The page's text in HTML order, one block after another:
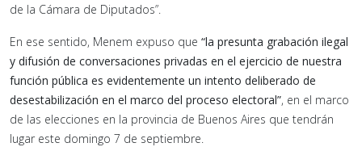
de la Cámara de Diputados”.
En ese sentido, Menem expuso que “la presunta grabación ilegal
y difusión de conversaciones privadas en el ejercicio de nuestra
función pública es evidentemente un intento deliberado de
desestabilización en el marco del proceso electoral”, en el marco
de las elecciones en la provincia de Buenos Aires que tendrán
lugar este domingo 7 de septiembre.